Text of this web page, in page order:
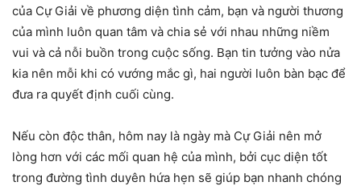
của Cự Giải về phương diện tình cảm, bạn và người thương
của mình luôn quan tâm và chia sẻ với nhau những niềm
vui và cả nỗi buồn trong cuộc sống. Bạn tin tưởng vào nửa
kia nên mỗi khi có vướng mắc gì, hai người luôn bàn bạc để
đưa ra quyết định cuối cùng.
Nếu còn độc thân, hôm nay là ngày mà Cự Giải nên mở
lòng hơn với các mối quan hệ của mình, bởi cục diện tốt
trong đường tình duyên hứa hẹn sẽ giúp bạn nhanh chóng